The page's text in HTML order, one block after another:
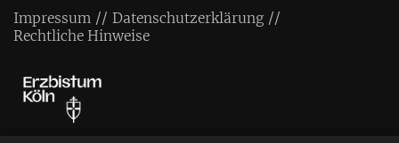
Impressum
Datenschutzerklärung
Rechtliche Hinweise